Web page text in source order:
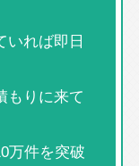
いれば即日
もりに来て
万件を突破